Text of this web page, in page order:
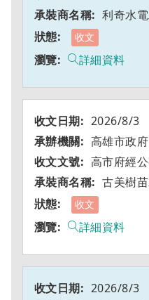
利奇水
收文
詳細資料
2026/8/3
高雄市政府
高市府經
古美樹
收文
詳細資料
2026/8/3